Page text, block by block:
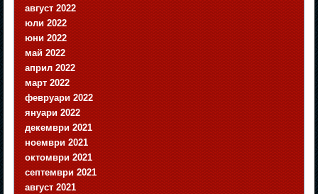
август 2022
юли 2022
юни 2022
май 2022
април 2022
март 2022
февруари 2022
януари 2022
декември 2021
ноември 2021
октомври 2021
септември 2021
август 2021